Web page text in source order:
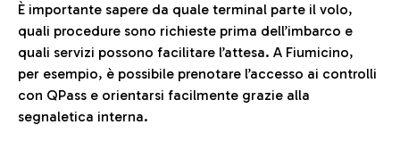
È importante sapere da quale terminal parte il volo,
quali procedure sono richieste prima dell’imbarco e
quali servizi possono facilitare l’attesa. A Fiumicino,
per esempio, è possibile prenotare l’accesso ai controlli
con QPass e orientarsi facilmente grazie alla
segnaletica interna.